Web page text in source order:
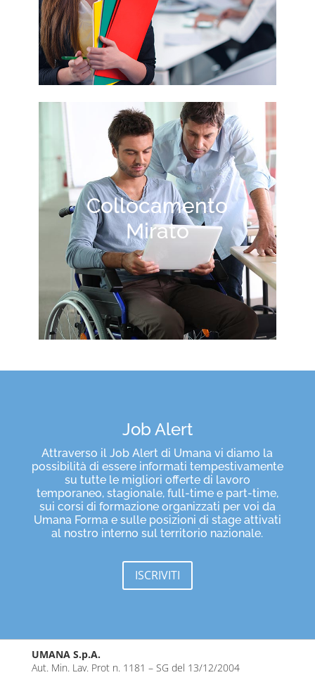
Collocamento
Mirato
Job Alert
Attraverso il Job Alert di Umana vi diamo la
possibilità di essere informati tempestivamente
su tutte le migliori offerte di lavoro
temporaneo, stagionale, full-time e part-time,
sui corsi di formazione organizzati per voi da
Umana Forma e sulle posizioni di stage attivati
al nostro interno sul territorio nazionale.
ISCRIVITI
UMANA S.p.A.
Aut. Min. Lav. Prot n. 1181 – SG del 13/12/2004